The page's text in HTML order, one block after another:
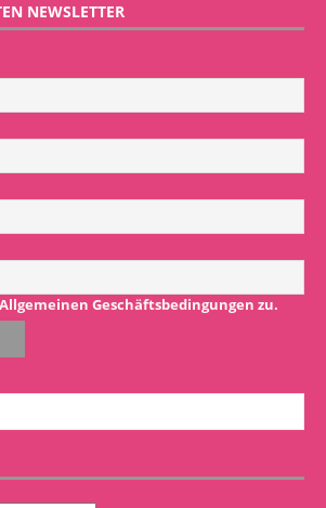
NEWSLETTER
Geschäftsbedingungen zu.